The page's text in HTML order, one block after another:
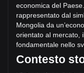
Ulteriori
Bitget
Prezzo di Chainlink
Previsione del prezzo
economica del
rappresentato dal
Mongolia da
orientato al mercato,
fondamentale nello
Contesto